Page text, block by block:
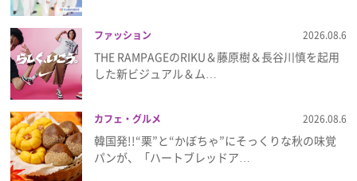
フィルム
Emoメン
ランキング
ファッション 2026.08.6
THE RAMPAGEのRIKU＆藤原樹＆長谷川慎を起用
した新ビジュアル＆ム…
カフェ・グルメ 2026.08.6
韓国発!!“栗”と“かぼちゃ”にそっくりな秋の味覚
パンが、「ハートブレッドア…